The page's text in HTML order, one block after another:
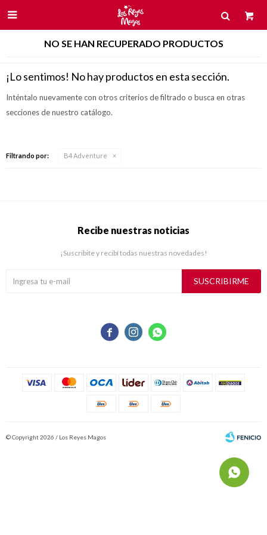

NO SE HAN RECUPERADO PRODUCTOS
¡Lo sentimos! No hay productos en esta sección.
Inténtalo nuevamente con otros criterios de filtrado o busca en otras
secciones de nuestro catálogo.
Filtrando por: B4 Adventure
  
Recibe nuestras noticias
¡Suscribite y recibí todas nuestras novedades!
SUSCRIBIRME
© Copyright 2026 / Los Reyes Magos